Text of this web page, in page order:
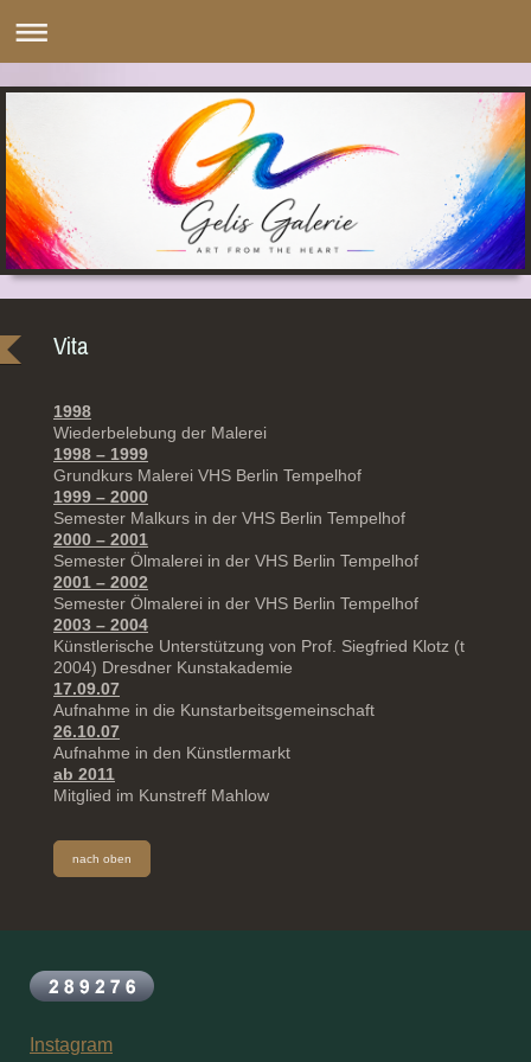
Vita
1998
Wiederbelebung der Malerei
1998 – 1999
Grundkurs Malerei VHS Berlin Tempelhof
1999 – 2000
Semester Malkurs in der VHS Berlin Tempelhof
2000 – 2001
Semester Ölmalerei in der VHS Berlin Tempelhof
2001 – 2002
Semester Ölmalerei in der VHS Berlin Tempelhof
2003 – 2004
Künstlerische Unterstützung von Prof. Siegfried Klotz (t
2004) Dresdner Kunstakademie
17.09.07
Aufnahme in die Kunstarbeitsgemeinschaft
26.10.07
Aufnahme in den Künstlermarkt
ab 2011
Mitglied im Kunstreff Mahlow
nach oben
Instagram